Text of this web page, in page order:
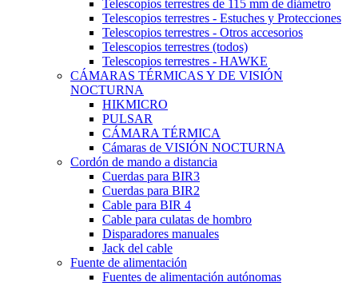
Telescopios terrestres de 115 mm de diámetro
Telescopios terrestres - Estuches y Protecciones
Telescopios terrestres - Otros accesorios
Telescopios terrestres (todos)
Telescopios terrestres - HAWKE
CÁMARAS TÉRMICAS Y DE VISIÓN
NOCTURNA
HIKMICRO
PULSAR
CÁMARA TÉRMICA
Cámaras de VISIÓN NOCTURNA
Cordón de mando a distancia
Cuerdas para BIR3
Cuerdas para BIR2
Cable para BIR 4
Cable para culatas de hombro
Disparadores manuales
Jack del cable
Fuente de alimentación
Fuentes de alimentación autónomas